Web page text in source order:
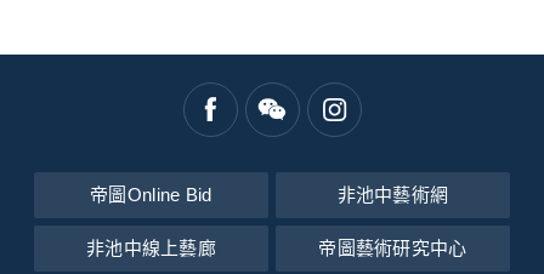
帝圖Online Bid 非池中藝術網
非池中線上藝廊 帝圖藝術研究中心